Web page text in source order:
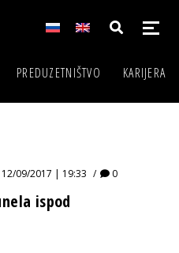
PREDUZETNIŠTVO KARIJERA
12/09/2017 | 19:33 0
ispod